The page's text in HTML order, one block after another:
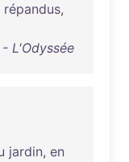
répandus,
L'Odyssée
jardin, en